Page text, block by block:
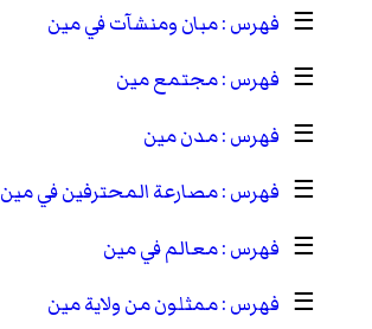
☰
مبان ومنشآت في مين
☰
مجتمع مين
☰
مدن مين
☰
مصارعة المحترفين في مين
☰
معالم في مين
☰
ممثلون من ولاية مين